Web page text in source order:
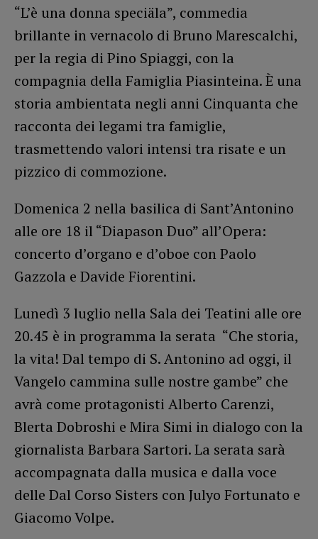
“L’è una donna speciäla”, commedia
brillante in vernacolo di Bruno Marescalchi,
per la regia di Pino Spiaggi, con la
compagnia della Famiglia Piasinteina. È una
storia ambientata negli anni Cinquanta che
racconta dei legami tra famiglie,
trasmettendo valori intensi tra risate e un
pizzico di commozione.
Domenica 2 nella basilica di Sant’Antonino
alle ore 18 il “Diapason Duo” all’Opera:
concerto d’organo e d’oboe con Paolo
Gazzola e Davide Fiorentini.
Lunedì 3 luglio nella Sala dei Teatini alle ore
20.45 è in programma la serata “Che storia,
la vita! Dal tempo di S. Antonino ad oggi, il
Vangelo cammina sulle nostre gambe” che
avrà come protagonisti Alberto Carenzi,
Blerta Dobroshi e Mira Simi in dialogo con la
giornalista Barbara Sartori. La serata sarà
accompagnata dalla musica e dalla voce
delle Dal Corso Sisters con Julyo Fortunato e
Giacomo Volpe.